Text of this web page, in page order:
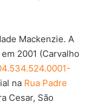
Mackenzie. A
2001 (Carvalho
na Rua Padre
Cesar, São